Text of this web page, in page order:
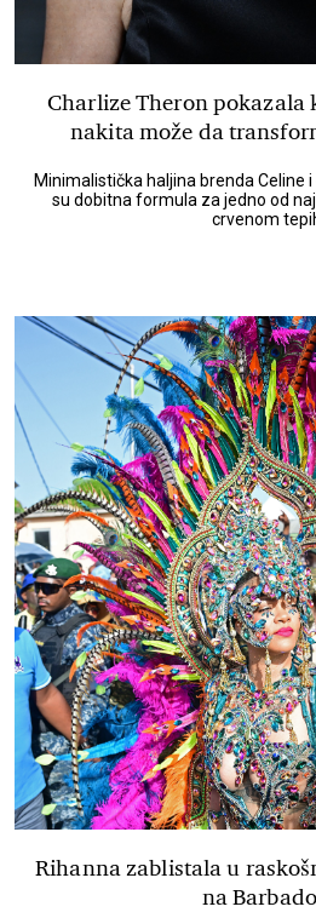
Charlize Theron pokazala
nakita može da
Minimalistička haljina brenda Celine
su dobitna formula za jedno od
crvenom
Rihanna zablistala u
na